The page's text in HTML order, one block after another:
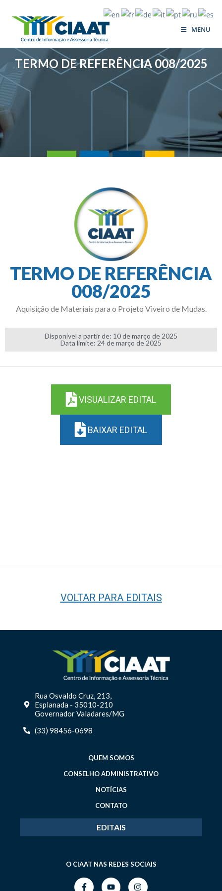
MENU
TERMO DE REFERÊNCIA 008/2025
TERMO DE REFERÊNCIA
008/2025
Aquisição de Materiais para o Projeto Viveiro de Mudas.
Disponível a partir de: 10 de março de 2025
Data limite: 24 de março de 2025
VISUALIZAR EDITAL
BAIXAR EDITAL
VOLTAR PARA EDITAIS
Rua Osvaldo Cruz, 213,
Esplanada - 35010-210
Governador Valadares/MG
(33) 98456-0698
QUEM SOMOS
CONSELHO ADMINISTRATIVO
NOTÍCIAS
CONTATO
EDITAIS
O CIAAT NAS REDES SOCIAIS